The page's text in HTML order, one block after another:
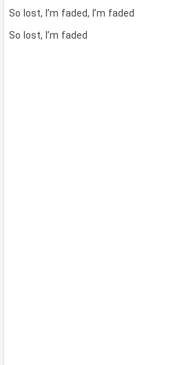
So lost, I’m faded, I’m faded
So lost, I’m faded